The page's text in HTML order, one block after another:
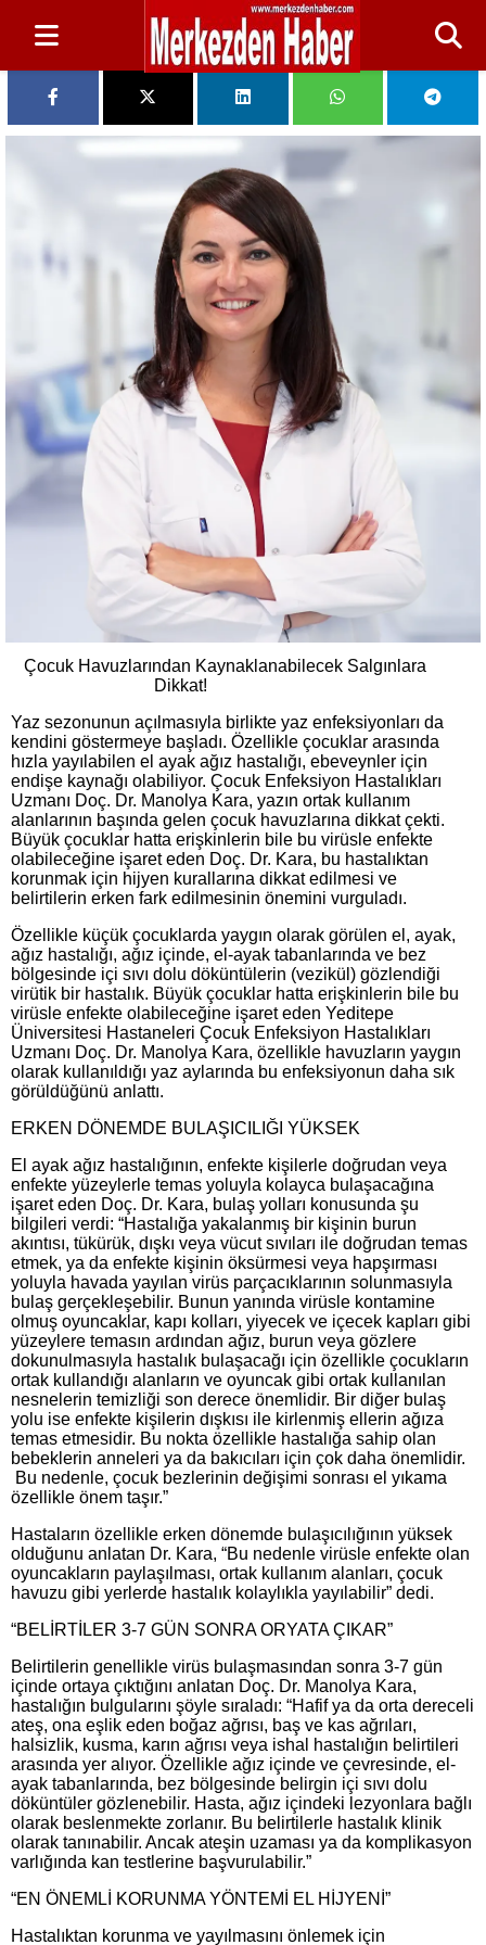
Çocuk Havuzlarından Kaynaklanabilecek Salgınlara
Dikkat!
Yaz sezonunun açılmasıyla birlikte yaz enfeksiyonları da
kendini göstermeye başladı. Özellikle çocuklar arasında
hızla yayılabilen el ayak ağız hastalığı, ebeveynler için
endişe kaynağı olabiliyor. Çocuk Enfeksiyon Hastalıkları
Uzmanı Doç. Dr. Manolya Kara, yazın ortak kullanım
alanlarının başında gelen çocuk havuzlarına dikkat çekti.
Büyük çocuklar hatta erişkinlerin bile bu virüsle enfekte
olabileceğine işaret eden Doç. Dr. Kara, bu hastalıktan
korunmak için hijyen kurallarına dikkat edilmesi ve
belirtilerin erken fark edilmesinin önemini vurguladı.
Özellikle küçük çocuklarda yaygın olarak görülen el, ayak,
ağız hastalığı, ağız içinde, el-ayak tabanlarında ve bez
bölgesinde içi sıvı dolu döküntülerin (vezikül) gözlendiği
virütik bir hastalık. Büyük çocuklar hatta erişkinlerin bile bu
virüsle enfekte olabileceğine işaret eden Yeditepe
Üniversitesi Hastaneleri Çocuk Enfeksiyon Hastalıkları
Uzmanı Doç. Dr. Manolya Kara, özellikle havuzların yaygın
olarak kullanıldığı yaz aylarında bu enfeksiyonun daha sık
görüldüğünü anlattı.
ERKEN DÖNEMDE BULAŞICILIĞI YÜKSEK
El ayak ağız hastalığının, enfekte kişilerle doğrudan veya
enfekte yüzeylerle temas yoluyla kolayca bulaşacağına
işaret eden Doç. Dr. Kara, bulaş yolları konusunda şu
bilgileri verdi: “Hastalığa yakalanmış bir kişinin burun
akıntısı, tükürük, dışkı veya vücut sıvıları ile doğrudan temas
etmek, ya da enfekte kişinin öksürmesi veya hapşırması
yoluyla havada yayılan virüs parçacıklarının solunmasıyla
bulaş gerçekleşebilir. Bunun yanında virüsle kontamine
olmuş oyuncaklar, kapı kolları, yiyecek ve içecek kapları gibi
yüzeylere temasın ardından ağız, burun veya gözlere
dokunulmasıyla hastalık bulaşacağı için özellikle çocukların
ortak kullandığı alanların ve oyuncak gibi ortak kullanılan
nesnelerin temizliği son derece önemlidir. Bir diğer bulaş
yolu ise enfekte kişilerin dışkısı ile kirlenmiş ellerin ağıza
temas etmesidir. Bu nokta özellikle hastalığa sahip olan
bebeklerin anneleri ya da bakıcıları için çok daha önemlidir.
Bu nedenle, çocuk bezlerinin değişimi sonrası el yıkama
özellikle önem taşır.”
Hastaların özellikle erken dönemde bulaşıcılığının yüksek
olduğunu anlatan Dr. Kara, “Bu nedenle virüsle enfekte olan
oyuncakların paylaşılması, ortak kullanım alanları, çocuk
havuzu gibi yerlerde hastalık kolaylıkla yayılabilir” dedi.
“BELİRTİLER 3-7 GÜN SONRA ORYATA ÇIKAR”
Belirtilerin genellikle virüs bulaşmasından sonra 3-7 gün
içinde ortaya çıktığını anlatan Doç. Dr. Manolya Kara,
hastalığın bulgularını şöyle sıraladı: “Hafif ya da orta dereceli
ateş, ona eşlik eden boğaz ağrısı, baş ve kas ağrıları,
halsizlik, kusma, karın ağrısı veya ishal hastalığın belirtileri
arasında yer alıyor. Özellikle ağız içinde ve çevresinde, el-
ayak tabanlarında, bez bölgesinde belirgin içi sıvı dolu
döküntüler gözlenebilir. Hasta, ağız içindeki lezyonlara bağlı
olarak beslenmekte zorlanır. Bu belirtilerle hastalık klinik
olarak tanınabilir. Ancak ateşin uzaması ya da komplikasyon
varlığında kan testlerine başvurulabilir.”
“EN ÖNEMLİ KORUNMA YÖNTEMİ EL HİJYENİ”
Hastalıktan korunma ve yayılmasını önlemek için